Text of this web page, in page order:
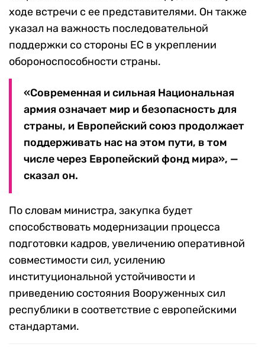
ходе встречи с ее представителями. Он также
указал на важность последовательной
поддержки со стороны ЕС в укреплении
обороноспособности страны.
«Современная и сильная Национальная
армия означает мир и безопасность для
страны, и Европейский союз продолжает
поддерживать нас на этом пути, в том
числе через Европейский фонд мира», —
сказал он.
По словам министра, закупка будет
способствовать модернизации процесса
подготовки кадров, увеличению оперативной
совместимости сил, усилению
институциональной устойчивости и
приведению состояния Вооруженных сил
республики в соответствие с европейскими
стандартами.